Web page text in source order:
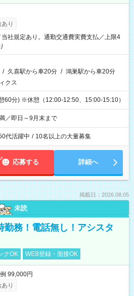
り
社規定あり。通勤交通費実費支払／上限4
/ 久喜駅から車20分 / 鴻巣駅から車20分
クス
60分) ※休憩（12:00-12:50、15:00-15:10）
／即日～9月末まで
代活躍中 / 10名以上の大量募集
応募する 詳細へ
掲載日：2026.08.05
未読
勤務！電話無し！アシスタ
クOK WEB登録・面接OK
99,000円
り